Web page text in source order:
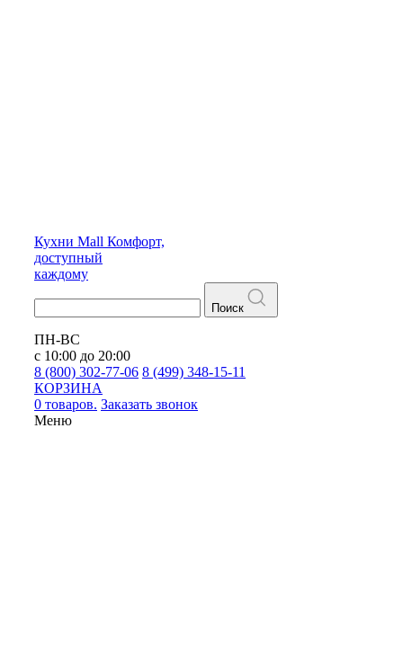
Кухни Mall Комфорт,
доступный
каждому
Поиск
ПН-ВС
с 10:00 до 20:00
8 (800) 302-77-06 8 (499) 348-15-11
КОРЗИНА
0 товаров. Заказать звонок
Меню